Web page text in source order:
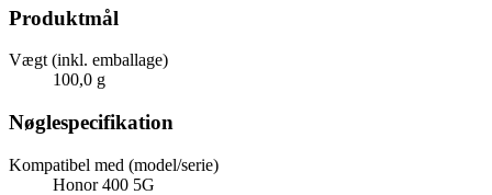
Produktmål
Vægt (inkl. emballage)
100,0 g
Nøglespecifikation
Kompatibel med (model/serie)
Honor 400 5G